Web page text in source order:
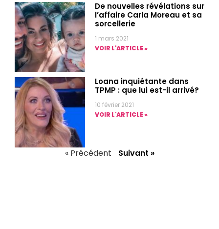
De nouvelles révélations sur
l’affaire Carla Moreau et sa
sorcellerie
1 mars 2021
VOIR L'ARTICLE »
Loana inquiétante dans
TPMP : que lui est-il arrivé?
10 février 2021
VOIR L'ARTICLE »
« Précédent Suivant »